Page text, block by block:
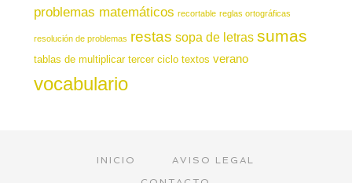
problemas matemáticos recortable reglas ortográficas
resolución de problemas restas sopa de letras sumas
tablas de multiplicar tercer ciclo textos verano
vocabulario
INICIO
AVISO LEGAL